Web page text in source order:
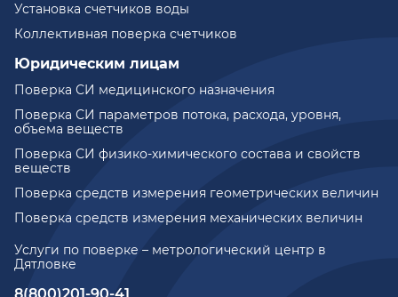
Услуги по поверке – метрологический центр в
Дятловке
Установка счетчиков воды
Коллективная поверка счетчиков
Юридическим лицам
Поверка СИ медицинского назначения
Поверка СИ параметров потока, расхода, уровня,
объема веществ
Поверка СИ физико-химического состава и свойств
веществ
Поверка средств измерения геометрических величин
Поверка средств измерения механических величин